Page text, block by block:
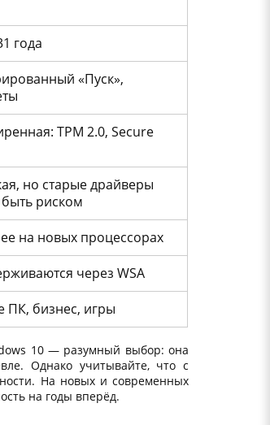
года
«Пуск»,
TPM 2.0, Secure
но старые драйверы
быть риском
на новых процессорах
через WSA
ПК, бизнес, игры
10 — разумный выбор: она
Однако учитывайте, что с
На новых и современных
на годы вперёд.